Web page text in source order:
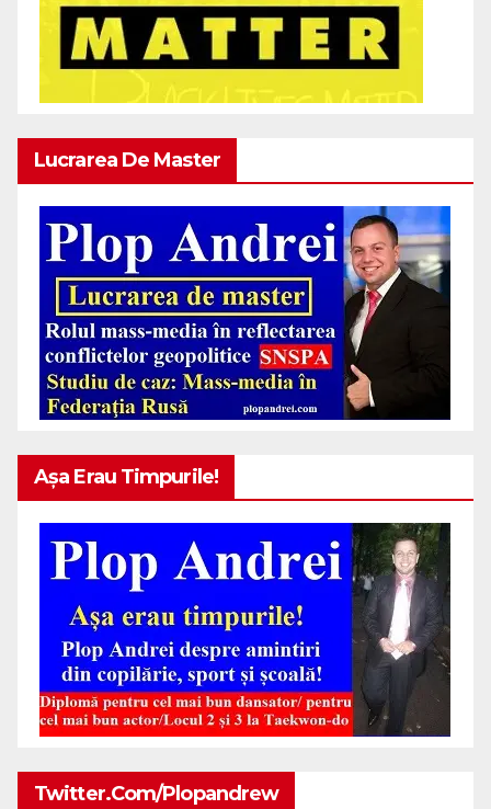
Lucrarea De Master
Așa Erau Timpurile!
Twitter.com/plopandrew